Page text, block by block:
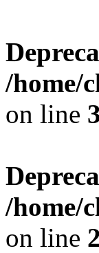
/home/
on line
/home/
on line